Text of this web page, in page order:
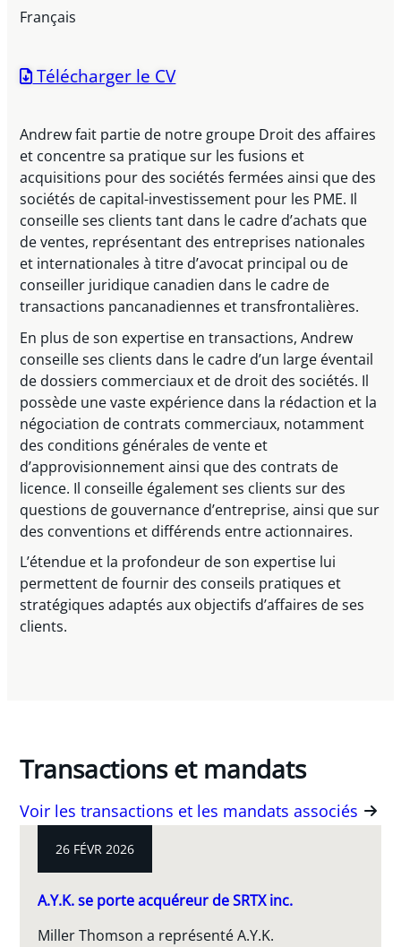
Français
Télécharger le CV
Andrew fait partie de notre groupe Droit des affaires
et concentre sa pratique sur les fusions et
acquisitions pour des sociétés fermées ainsi que des
sociétés de capital-investissement pour les PME. Il
conseille ses clients tant dans le cadre d’achats que
de ventes, représentant des entreprises nationales
et internationales à titre d’avocat principal ou de
conseiller juridique canadien dans le cadre de
transactions pancanadiennes et transfrontalières.
En plus de son expertise en transactions, Andrew
conseille ses clients dans le cadre d’un large éventail
de dossiers commerciaux et de droit des sociétés. Il
possède une vaste expérience dans la rédaction et la
négociation de contrats commerciaux, notamment
des conditions générales de vente et
d’approvisionnement ainsi que des contrats de
licence. Il conseille également ses clients sur des
questions de gouvernance d’entreprise, ainsi que sur
des conventions et différends entre actionnaires.
L’étendue et la profondeur de son expertise lui
permettent de fournir des conseils pratiques et
stratégiques adaptés aux objectifs d’affaires de ses
clients.
Transactions et mandats
Voir les transactions et les mandats associés
26 FÉVR 2026
A.Y.K. se porte acquéreur de SRTX inc.
Miller Thomson a représenté A.Y.K.